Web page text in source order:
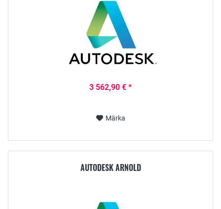
3 562,90 € *
Märka
AUTODESK ARNOLD